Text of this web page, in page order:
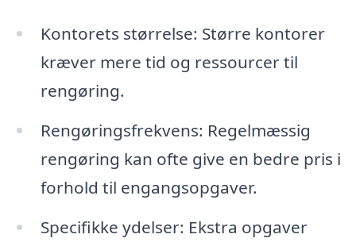
Kontorets størrelse: Større kontorer
kræver mere tid og ressourcer til
rengøring.
Rengøringsfrekvens: Regelmæssig
rengøring kan ofte give en bedre pris i
forhold til engangsopgaver.
Specifikke ydelser: Ekstra opgaver